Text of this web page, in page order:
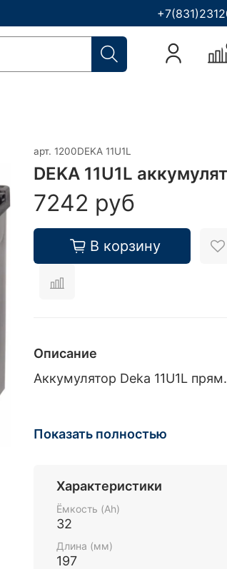
арт. 1200DEKA 11U1L
DEKA 11U1L
7242 руб
В корзину
Описание
Аккумулятор Deka 11U1L
Показать полностью
Характеристики
Ёмкость (Ah)
32
Длина (мм)
197